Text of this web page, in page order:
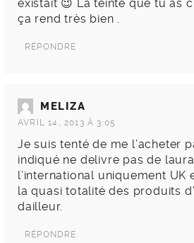
existait 😉 La teinte que tu as
ça rend très bien .
RÉPONDRE
MELIZA
AVRIL 14, 2013 À 3:05
Je suis tenté de me l’acheter
indiqué ne delivre pas de
l’international uniquement UK
la quasi totalité des produits
dailleur.
RÉPONDRE